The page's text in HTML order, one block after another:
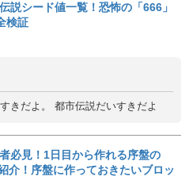
説シード値一覧！恐怖の「666」
検証
きだよ。 都市伝説だいすきだよ
必見！1日目から作れる序盤の
介！序盤に作っておきたいブロッ